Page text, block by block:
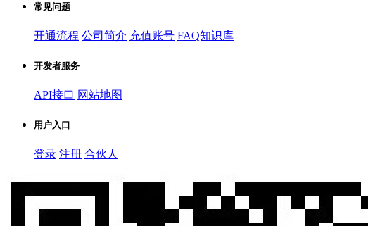
常见问题
开通流程 公司简介 充值账号 FAQ知识库
开发者服务
API接口 网站地图
用户入口
登录 注册 合伙人